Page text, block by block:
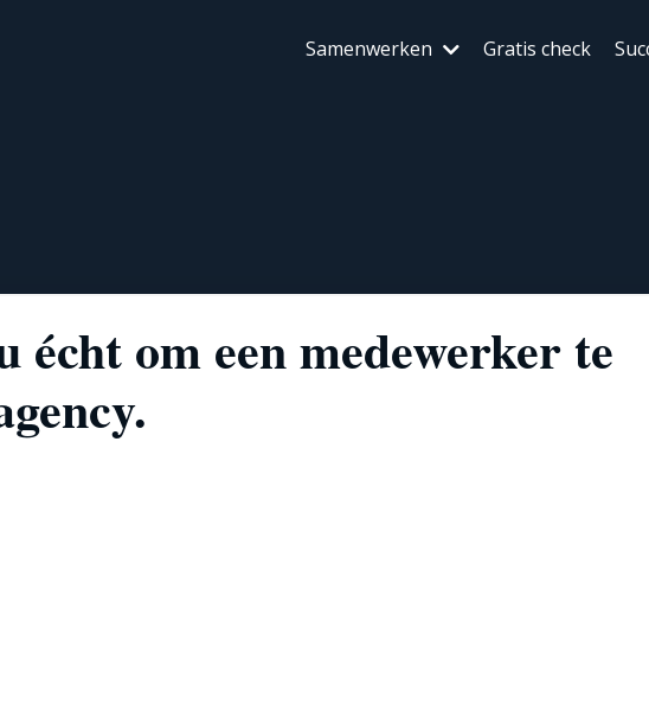
Samenwerken Gratis check
écht om een medewerker te